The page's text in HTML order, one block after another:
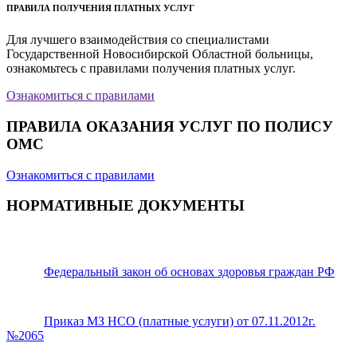
ПРАВИЛА ПОЛУЧЕНИЯ ПЛАТНЫХ УСЛУГ
Для лучшего взаимодействия со специалистами
Государственной Новосибирской Областной больницы,
ознакомьтесь с правилами получения платных услуг.
Ознакомиться с правилами
ПРАВИЛА ОКАЗАНИЯ УСЛУГ ПО ПОЛИСУ
ОМС
Ознакомиться с правилами
НОРМАТИВНЫЕ ДОКУМЕНТЫ
Федеральный закон об основах здоровья граждан РФ
Приказ МЗ НСО (платные услуги) от 07.11.2012г.
№2065